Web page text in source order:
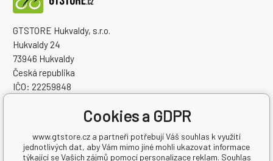
GTSTORE Hukvaldy, s.r.o.
Hukvaldy 24
73946 Hukvaldy
Česká republika
IČO: 22259848
Cookies a GDPR
www.gtstore.cz a partneři potřebují Váš souhlas k využití
jednotlivých dat, aby Vám mimo jiné mohli ukazovat informace
týkající se Vašich zájmů pomocí personalizace reklam. Souhlas